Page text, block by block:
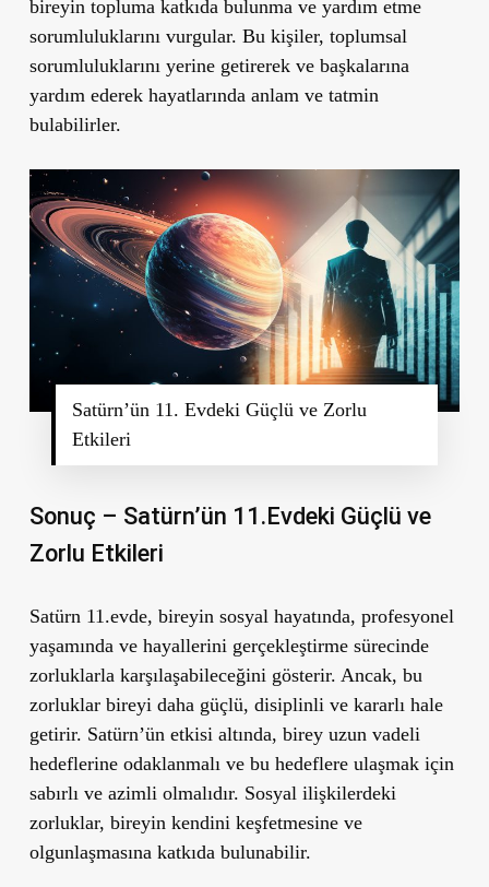
bireyin topluma katkıda bulunma ve yardım etme
sorumluluklarını vurgular. Bu kişiler, toplumsal
sorumluluklarını yerine getirerek ve başkalarına
yardım ederek hayatlarında anlam ve tatmin
bulabilirler.
Satürn’ün 11. Evdeki Güçlü ve Zorlu
Etkileri
Sonuç – Satürn’ün 11.Evdeki Güçlü ve
Zorlu Etkileri
Satürn 11.evde, bireyin sosyal hayatında, profesyonel
yaşamında ve hayallerini gerçekleştirme sürecinde
zorluklarla karşılaşabileceğini gösterir. Ancak, bu
zorluklar bireyi daha güçlü, disiplinli ve kararlı hale
getirir. Satürn’ün etkisi altında, birey uzun vadeli
hedeflerine odaklanmalı ve bu hedeflere ulaşmak için
sabırlı ve azimli olmalıdır. Sosyal ilişkilerdeki
zorluklar, bireyin kendini keşfetmesine ve
olgunlaşmasına katkıda bulunabilir.